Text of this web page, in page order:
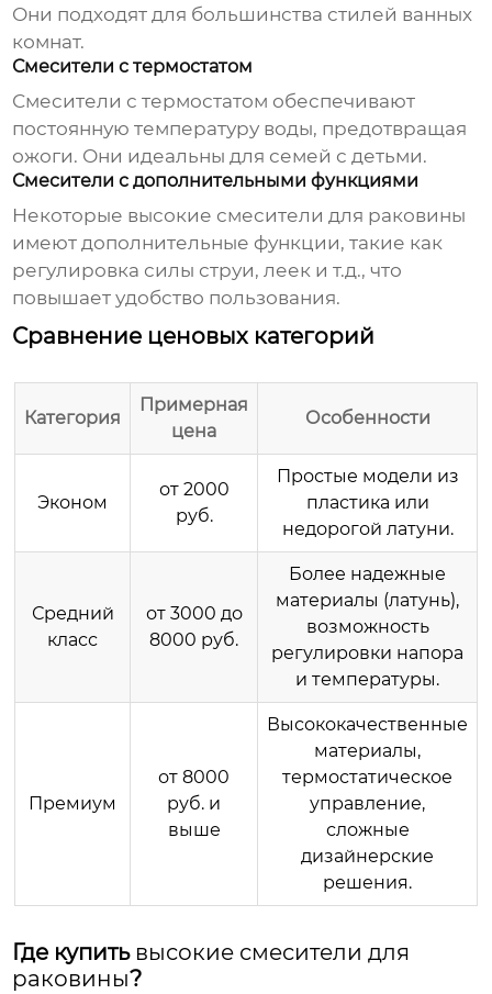
Они подходят для большинства стилей ванных
комнат.
Смесители с термостатом
Смесители с термостатом обеспечивают
постоянную температуру воды, предотвращая
ожоги. Они идеальны для семей с детьми.
Смесители с дополнительными функциями
Некоторые высокие смесители для раковины
имеют дополнительные функции, такие как
регулировка силы струи, леек и т.д., что
повышает удобство пользования.
Сравнение ценовых категорий
Категория
Примерная
цена
Особенности
Эконом
от 2000
руб.
Простые модели из
пластика или
недорогой латуни.
Средний
класс
от 3000 до
8000 руб.
Более надежные
материалы (латунь),
возможность
регулировки напора
и температуры.
Премиум
от 8000
руб. и
выше
Высококачественные
материалы,
термостатическое
управление,
сложные
дизайнерские
решения.
Где купить высокие смесители для
раковины?